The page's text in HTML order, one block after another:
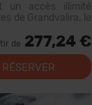
un accès illimité
de Grandvalira, le
Avec ce
vous pourrez
plus de 200 km de
avec des options
de 277,24 €
RÉSERVER